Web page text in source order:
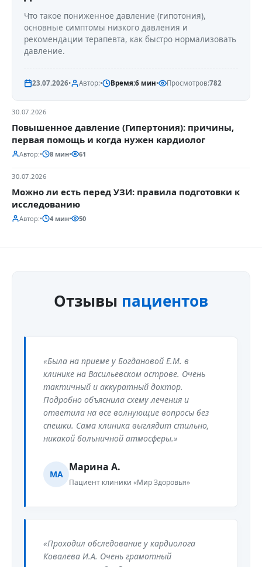
Что такое пониженное давление (гипотония),
основные симптомы низкого давления и
рекомендации терапевта, как быстро нормализовать
давление.
23.07.2026• Автор:• Время:6 мин• Просмотров:782
30.07.2026
Повышенное давление (Гипертония): причины,
первая помощь и когда нужен кардиолог
Автор:• 8 мин• 61
30.07.2026
Можно ли есть перед УЗИ: правила подготовки к
исследованию
Автор:• 4 мин• 50
Отзывы пациентов
«Была на приеме у Богдановой Е.М. в
клинике на Васильевском острове. Очень
тактичный и аккуратный доктор.
Подробно объяснила схему лечения и
ответила на все волнующие вопросы без
спешки. Сама клиника выглядит стильно,
никакой больничной атмосферы.»
МА
Марина А.
Пациент клиники «Мир Здоровья»
«Проходил обследование у кардиолога
Ковалева И.А. Очень грамотный